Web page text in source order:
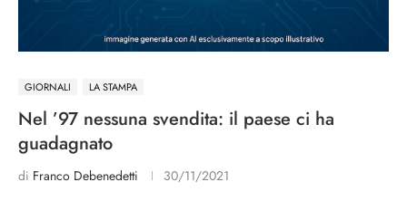
GIORNALI LA STAMPA
Nel ’97 nessuna svendita: il paese ci ha
guadagnato
di Franco Debenedetti 30/11/2021